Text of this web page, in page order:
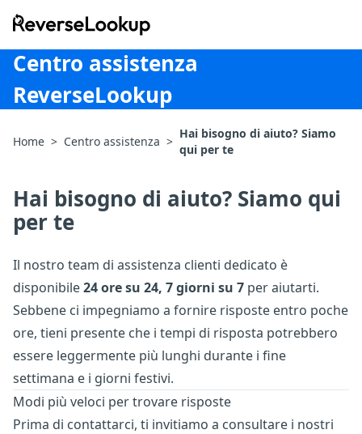
ReverseLookup
Centro assistenza
ReverseLookup
Home > Centro assistenza >
Hai bisogno di aiuto? Siamo
qui per te
Hai bisogno di aiuto? Siamo qui
per te
Il nostro team di assistenza clienti dedicato è
disponibile24 ore su 24, 7 giorni su 7 per aiutarti.
Sebbene ci impegniamo a fornire risposte entro poche
ore, tieni presente che i tempi di risposta potrebbero
essere leggermente più lunghi durante i fine
settimana e i giorni festivi.
Modi più veloci per trovare risposte
Prima di contattarci, ti invitiamo a consultare i nostri